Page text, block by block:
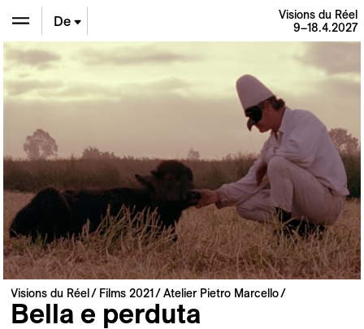
En
De
Fr
Visions du Réel
9–18.4.2027
Visions du Réel Films 2021 Atelier Pietro Marcello
Bella e perduta